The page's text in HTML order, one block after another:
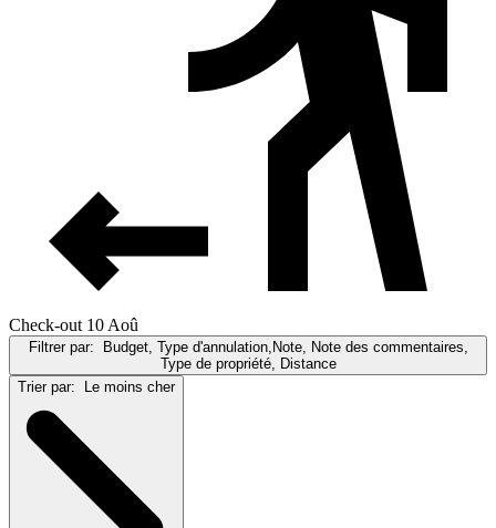
Check-out 10 Aoû
Filtrer par: Budget, Type d'annulation,Note, Note des commentaires,
Type de propriété, Distance
Trier par: Le moins cher